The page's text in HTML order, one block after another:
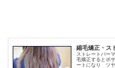
縮毛矯正・ス
ストレートパー
毛矯正するとボ
ートになり ツヤ